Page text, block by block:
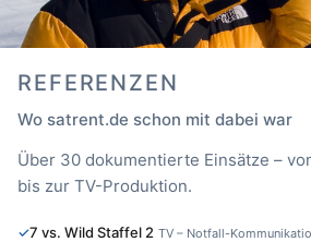
REFERENZEN
Wo satrent.de schon mit dabei war
Über 30 dokumentierte Einsätze –
bis zur TV-Produktion.
7 vs. Wild Staffel 2 TV – Notfall-